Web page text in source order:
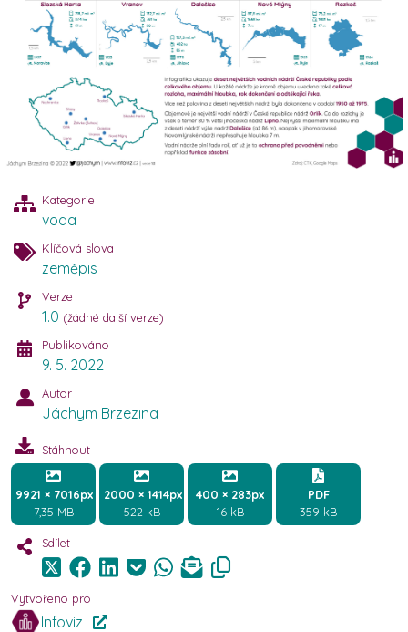
Kategorie
voda
Klíčová slova
zeměpis
Verze
1.0 (žádné další verze)
Publikováno
9. 5. 2022
Autor
Jáchym Brzezina
Stáhnout
9921 × 7016px
7,35 MB
2000 × 1414px
522 kB
400 × 283px
16 kB
PDF
359 kB
Sdílet
Vytvořeno pro
Infoviz